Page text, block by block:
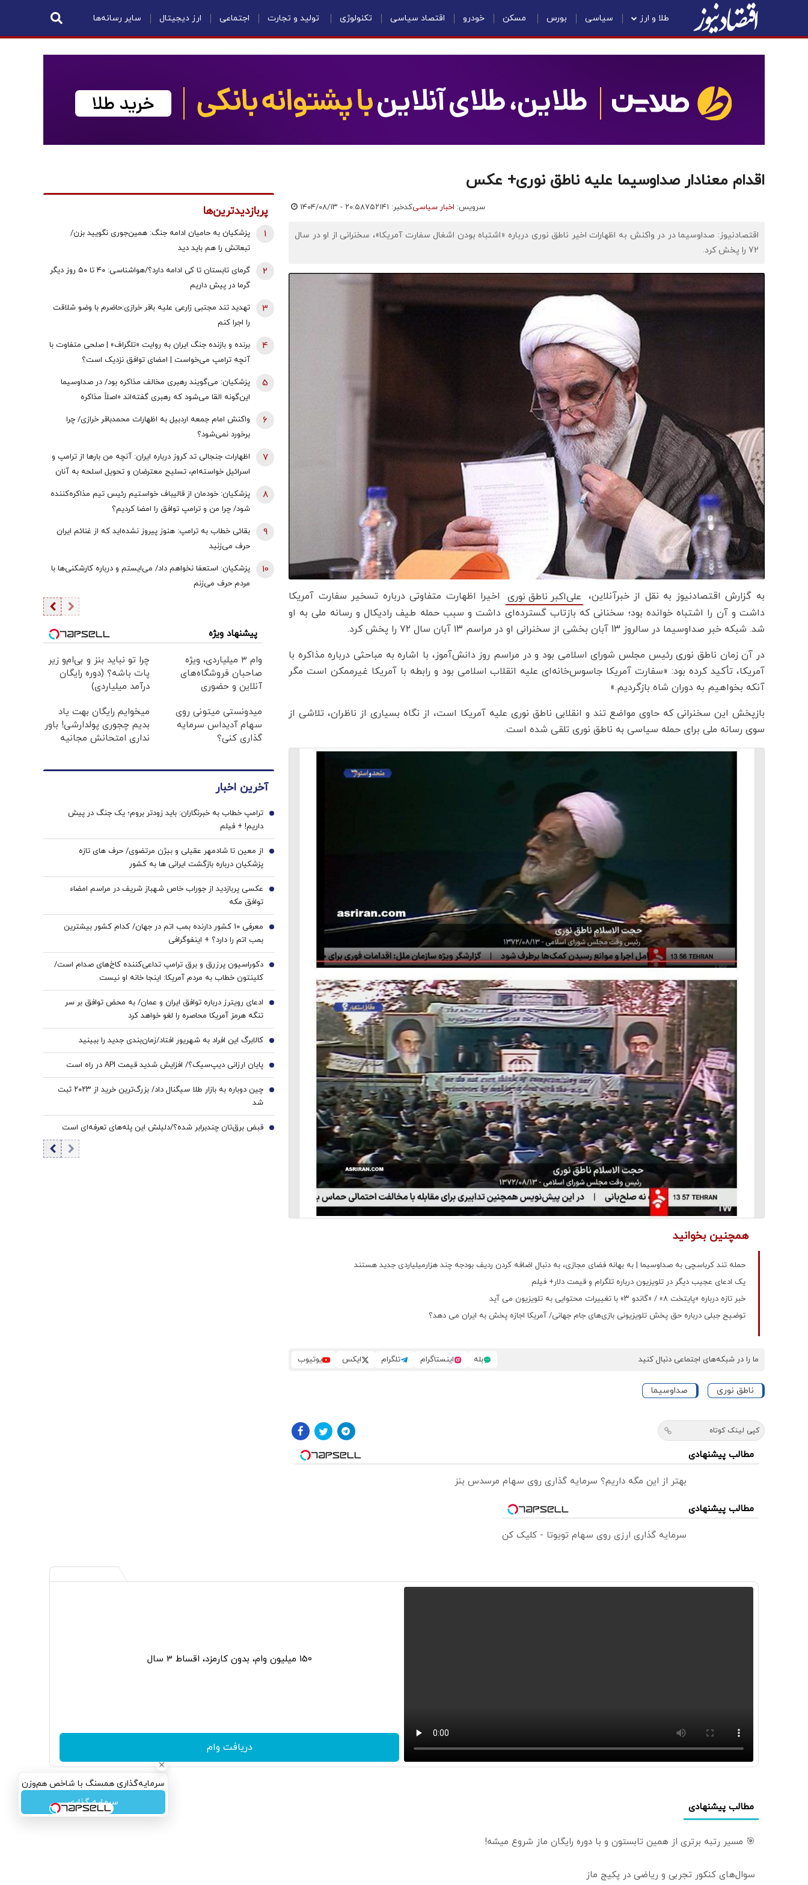
طلا و ارز سیاسی بورس مسکن خودرو اقتصاد سیاسی تکنولوژی تولید و تجارت اجتماعی ارز دیجیتال سایر رسانه‌ها
اقدام معنادار صداوسیما علیه ناطق نوری+ عکس
سرویس: اخبار سیاسیکدخبر: ۷۵۲۱۴۱ ۱۴۰۴/۰۸/۱۳ - ۲۰:۵۸
اقتصادنیوز: صداوسیما در در واکنش به اظهارات اخیر ناطق نوری درباره «اشتباه بودن اشغال سفارت آمریکا»، سخنرانی از او در سال
72 را پخش کرد.
به گزارش اقتصادنیوز به نقل از خبرآنلاین، علی‌اکبر ناطق نوری
اخیرا اظهارت متفاوتی درباره تسخیر سفارت آمریکا
داشت و آن را اشتباه خوانده بود؛ سخنانی که بازتاب گسترده‌ای داشت و سبب حمله طیف رادیکال و رسانه ملی به او
شد. شبکه خبر صداوسیما در سالروز 13 آبان بخشی از سخنرانی او در مراسم ۱۳ آبان سال ۷۲ را پخش کرد.
در آن زمان ناطق نوری رئیس مجلس شورای اسلامی بود و در مراسم روز دانش‌آموز، با اشاره به مباحثی درباره مذاکره با
آمریکا، تأکید کرده بود: «سفارت آمریکا جاسوس‌خانه‌ای علیه انقلاب اسلامی بود و رابطه با آمریکا غیرممکن است مگر
آنکه بخواهیم به دوران شاه بازگردیم.»
بازپخش این سخنرانی که حاوی مواضع تند و انقلابی ناطق نوری علیه آمریکا است، از نگاه بسیاری از ناظران، تلاشی از
سوی رسانه ملی برای حمله سیاسی به ناطق نوری تلقی شده است.
همچنین بخوانید
حمله تند کرباسچی به صداوسیما | به بهانه فضای مجازی، به دنبال اضافه کردن ردیف بودجه چند هزارمیلیاردی جدید هستند
یک ادعای عجیب دیگر در تلویزیون درباره تلگرام و قیمت دلار+ فیلم
خبر تازه درباره «پایتخت ۸» / «گاندو ۳» با تغییرات محتوایی به تلویزیون می آید
توضیح جبلی درباره حق پخش تلویزیونی بازی‌های جام جهانی/ آمریکا اجازه پخش به ایران می دهد؟
ما را در شبکه‌های اجتماعی دنبال کنید بله اینستاگرام تلگرام ایکس یوتیوب
ناطق نوری صداوسیما
کپی لینک کوتاه
مطالب پیشنهادی
بهتر از این مگه داریم؟ سرمایه گذاری روی سهام مرسدس بنز
مطالب پیشنهادی
سرمایه گذاری ارزی روی سهام تویوتا - کلیک کن
سرمایه‌گذاری همسنگ با شاخص هم‌وزن
سرمایه گذاری
پربازدیدترین‌ها
پزشکیان به حامیان ادامه جنگ: همین‌جوری نگویید بزن/
تبعاتش را هم باید دید
1
گرمای تابستان تا کی ادامه دارد؟/هواشناسی: ۴۰ تا ۵۰ روز دیگر
گرما در پیش داریم
2
تهدید تند مجتبی زارعی علیه باقر خرازی:حاضرم با وضو شلاقت
را اجرا کنم
3
برنده و بازنده جنگ ایران به روایت «تلگراف» | صلحی متفاوت با
آنچه ترامپ می‌خواست | امضای توافق نزدیک است؟
4
پزشکیان: می‌گویند رهبری مخالف مذاکره بود/ در صداوسیما
این‌گونه القا می‌شود که رهبری گفته‌اند «اصلاً مذاکره
5
واکنش امام جمعه اردبیل به اظهارات محمدباقر خرازی/ چرا
برخورد نمی‌شود؟
6
اظهارات جنجالی تد کروز درباره ایران: آنچه من بارها از ترامپ و
اسرائیل خواسته‌ام، تسلیح معترضان و تحویل اسلحه به آنان
7
پزشکیان: خودمان از قالیباف خواستیم رئیس تیم مذاکره‌کننده
شود/ چرا من و ترامپ توافق را امضا کردیم؟
8
بقائی خطاب به ترامپ: هنوز پیروز نشده‌اید که از غنائم ایران
حرف می‌زنید
9
پزشکیان: استعفا نخواهم داد/ می‌ایستم و درباره کارشکنی‌ها با
مردم حرف می‌زنم
10
پیشنهاد ویژه
وام ۳ میلیاردی، ویژه
صاحبان فروشگاه‌های
آنلاین و حضوری
چرا تو نباید بنز و بی‌ام‌و زیر
پات باشه؟ (دوره رایگان
درآمد میلیاردی)
میدونستی میتونی روی
سهام آدیداس سرمایه
گذاری کنی؟
میخوایم رایگان بهت یاد
بدیم چجوری پولدارشی! باور
نداری امتحانش مجانیه
آخرین اخبار
ترامپ خطاب به خبرنگاران: باید زودتر بروم؛ یک جنگ در پیش
داریم! + فیلم
1
از معین تا شادمهر عقیلی و بیژن مرتضوی/ حرف های تازه
پزشکیان درباره بازگشت ایرانی ها به کشور
2
عکسی پربازدید از جوراب‌ خاص شهباز شریف در مراسم امضاء
توافق‌ مکه
3
معرفی 10 کشور دارنده بمب اتم در جهان/ کدام کشور بیشترین
بمب اتم را دارد؟ + اینفوگرافی
4
دکوراسیون پرزرق‌ و برق ترامپ تداعی‌کننده کاخ‌های صدام است/
کلینتون خطاب به مردم آمریکا: اینجا خانه او نیست
5
ادعای رویترز درباره توافق ایران و عمان/ به محض توافق بر سر
تنگه هرمز آمریکا محاصره را لغو خواهد کرد
6
کالابرگ این افراد به شهریور افتاد/زمان‌بندی جدید را ببینید 7
پایان ارزانی دیپ‌سیک؟/ افزایش شدید قیمت API در راه است 8
چین دوباره به بازار طلا سیگنال داد/ بزرگ‌ترین خرید از ۲۰۲۳ ثبت
شد
9
قبض برق‌تان چندبرابر شده؟/دلیلش این پله‌های تعرفه‌ای است 10
150 میلیون وام، بدون کارمزد، اقساط 3 سال
دریافت وام
مطالب پیشنهادی
🎯 مسیر رتبه برتری از همین تابستون و با دوره رایگان ماز شروع میشه!
سوال‌های کنکور تجربی و ریاضی در پکیج ماز